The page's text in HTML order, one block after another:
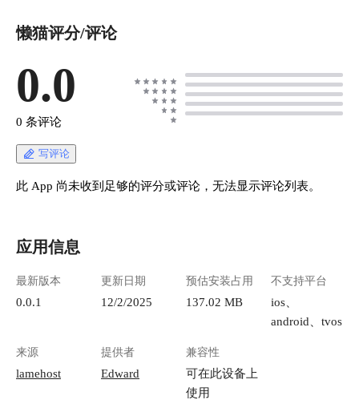
懒猫评分/评论
0.0
0 条评论
写评论
此 App 尚未收到足够的评分或评论，无法显示评论列表。
应用信息
最新版本
0.0.1
更新日期
12/2/2025
预估安装占用
137.02 MB
不支持平台
ios、
android、tvos
来源
lamehost
提供者
Edward
兼容性
可在此设备上
使用